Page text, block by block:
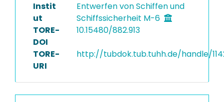
Instit
ut
Entwerfen von Schiffen und
Schiffssicherheit M-6
TORE-
DOI
10.15480/882.913
TORE-
URI
http://tubdok.tub.tuhh.de/handle/